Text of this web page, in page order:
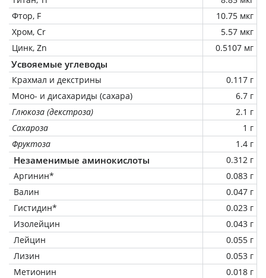
Фтор, F
10.75 мкг
Хром, Cr
5.57 мкг
Цинк, Zn
0.5107 мг
Усвояемые углеводы
Крахмал и декстрины
0.117 г
Моно- и дисахариды (сахара)
6.7 г
Глюкоза (декстроза)
2.1 г
Сахароза
1 г
Фруктоза
1.4 г
Незаменимые аминокислоты
0.312 г
Аргинин*
0.083 г
Валин
0.047 г
Гистидин*
0.023 г
Изолейцин
0.043 г
Лейцин
0.055 г
Лизин
0.053 г
Метионин
0.018 г